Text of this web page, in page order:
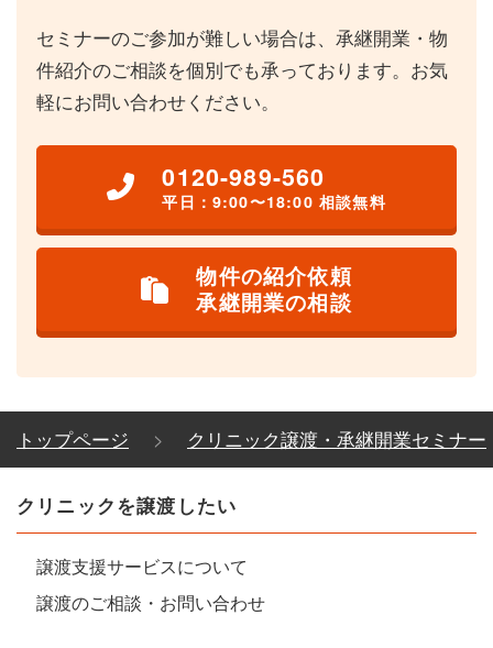
セミナーのご参加が難しい場合は、承継開業・物
件紹介のご相談を個別でも承っております。お気
軽にお問い合わせください。
0120-989-560
平日：9:00〜18:00 相談無料
物件の紹介依頼
承継開業の相談
トップページ クリニック譲渡・承継開業セミナー
クリニックを譲渡したい
譲渡支援サービスについて
譲渡のご相談・お問い合わせ